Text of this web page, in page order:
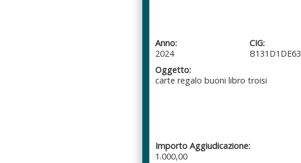
Anno:
2024
CIG:
B131D1DE63
Oggetto:
carte regalo buoni libro troisi
Importo Aggiudicazione:
1.000,00